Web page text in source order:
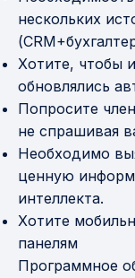
нескольких
Хотите, чтобы
обновлялись
Попросите
не спрашивая
Необходимо
ценную
интеллекта.
Хотите
панелям
Программное